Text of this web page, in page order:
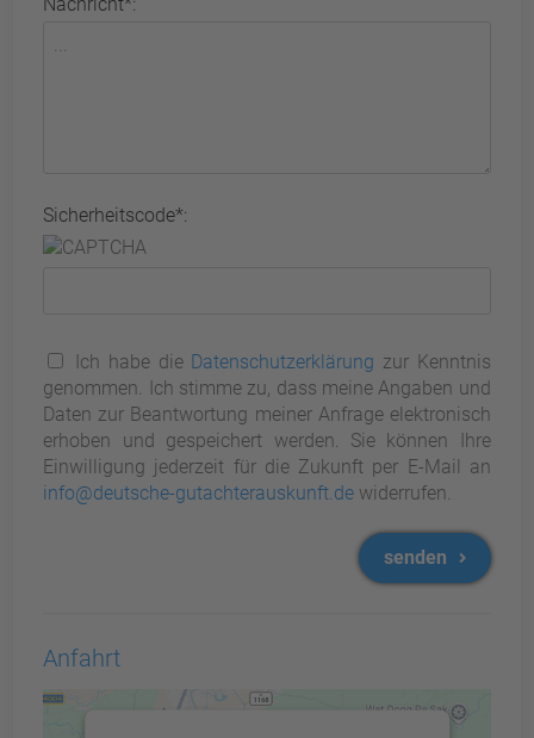
Nachricht*:
Sicherheitscode*:
Ich habe die Datenschutzerklärung zur Kenntnis
genommen. Ich stimme zu, dass meine Angaben und
Daten zur Beantwortung meiner Anfrage elektronisch
erhoben und gespeichert werden. Sie können Ihre
Einwilligung jederzeit für die Zukunft per E-Mail an
info@deutsche-gutachterauskunft.de widerrufen.
senden
Anfahrt